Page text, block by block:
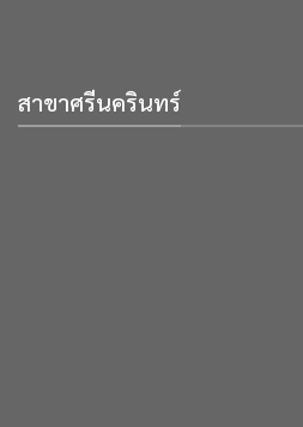
สาขาศรีนครินทร์